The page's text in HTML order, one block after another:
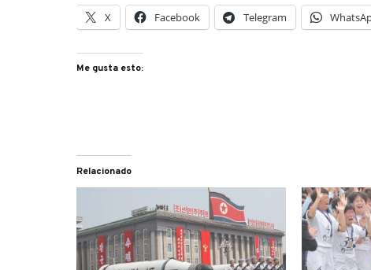
X Facebook Telegram
Me gusta esto:
Relacionado